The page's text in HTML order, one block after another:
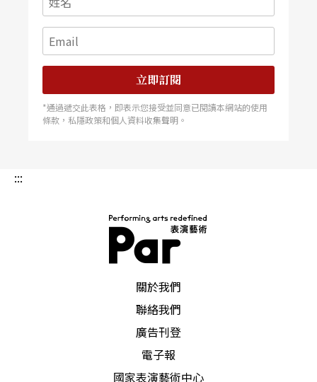
紀錄整理｜鄭淑瑩
立即訂閱
*通過遞交此表格，即表示您接受並同意已閱讀本網站的使用
條款，私隱政策和個人資料收集聲明。
:::
關於我們
聯絡我們
廣告刊登
電子報
國家表演藝術中心